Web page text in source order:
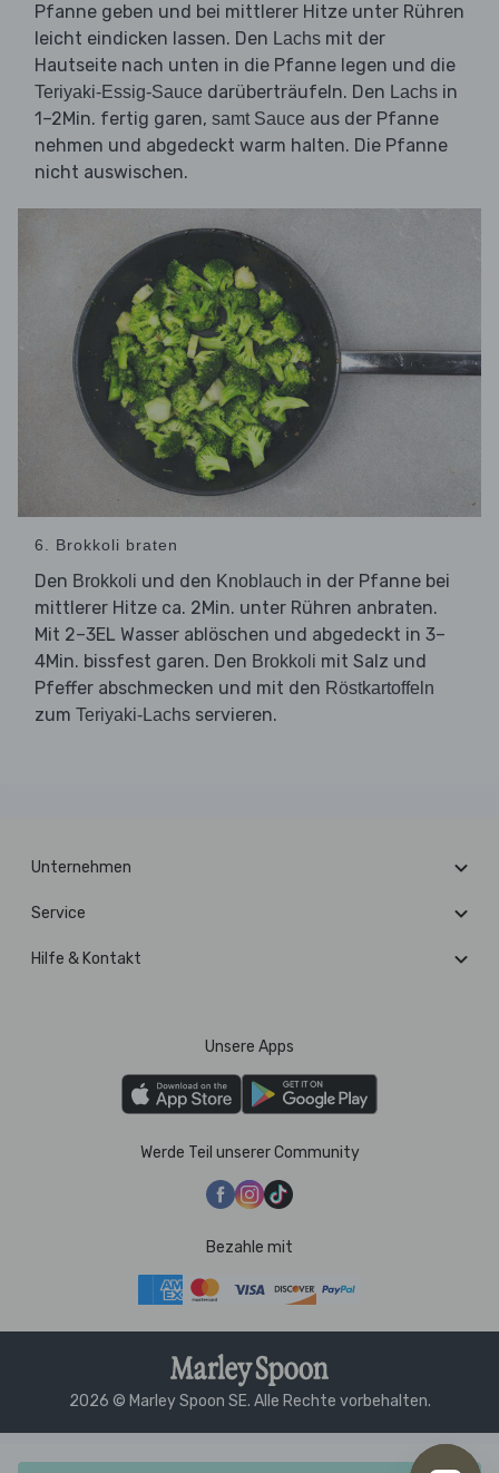
Pfanne geben und bei mittlerer Hitze unter Rühren
leicht eindicken lassen. Den Lachs mit der
Hautseite nach unten in die Pfanne legen und die
Teriyaki-Essig-Sauce darüberträufeln. Den Lachs in
1–2Min. fertig garen, samt Sauce aus der Pfanne
nehmen und abgedeckt warm halten. Die Pfanne
nicht auswischen.
6. Brokkoli braten
Den Brokkoli und den Knoblauch in der Pfanne bei
mittlerer Hitze ca. 2Min. unter Rühren anbraten.
Mit 2–3EL Wasser ablöschen und abgedeckt in 3–
4Min. bissfest garen. Den Brokkoli mit Salz und
Pfeffer abschmecken und mit den Röstkartoffeln
zum Teriyaki-Lachs servieren.
Unternehmen
Service
Hilfe & Kontakt
Unsere Apps
Werde Teil unserer Community
Bezahle mit
2026 © Marley Spoon SE. Alle Rechte vorbehalten.